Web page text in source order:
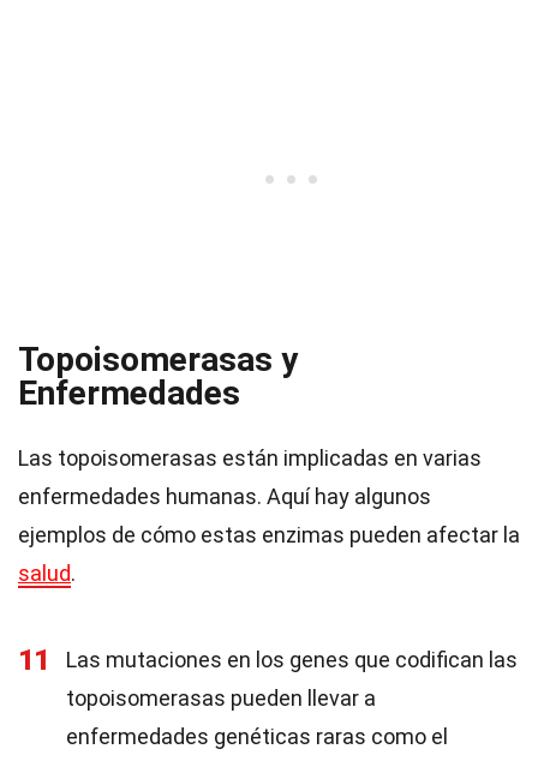
Topoisomerasas y
Enfermedades
Las topoisomerasas están implicadas en varias
enfermedades humanas. Aquí hay algunos
ejemplos de cómo estas enzimas pueden afectar la
salud.
11
Las mutaciones en los genes que codifican las
topoisomerasas pueden llevar a
enfermedades genéticas raras como el